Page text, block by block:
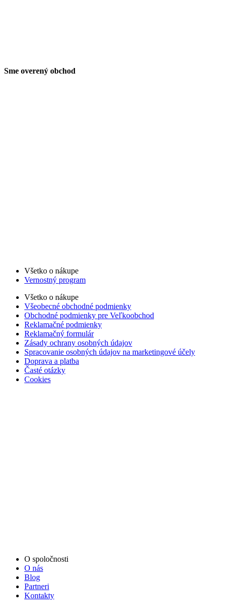
Sme overený obchod
Všetko o nákupe
Vernostný program
Všetko o nákupe
Všeobecné obchodné podmienky
Obchodné podmienky pre Veľkoobchod
Reklamačné podmienky
Reklamačný formulár
Zásady ochrany osobných údajov
Spracovanie osobných údajov na marketingové účely
Doprava a platba
Časté otázky
Cookies
O spoločnosti
O nás
Blog
Partneri
Kontakty